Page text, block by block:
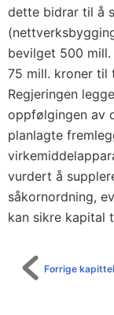
dette bidrar til å
bevilget 500
75 mill. kroner til
Regjeringen
oppfølgingen av
planlagte
vurdert å
såkornordning,
kan sikre kapital
Forrige kapittel